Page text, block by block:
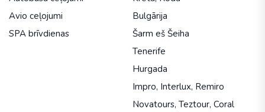
Avio ceļojumi
SPA brīvdienas
Bulgārija
Šarm eš Šeiha
Tenerife
Hurgada
Impro, Interlux, Remiro
Novatours, Teztour, Coral